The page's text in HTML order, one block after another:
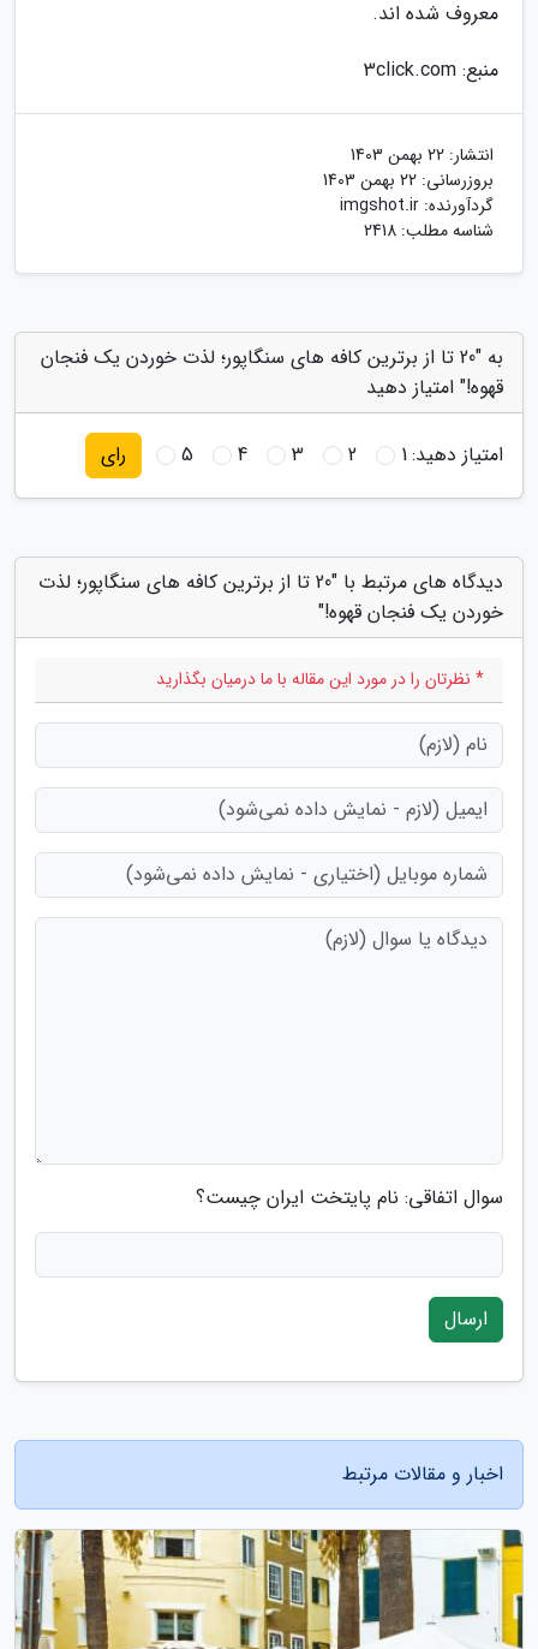
معروف شده اند.
منبع: 3click.com
انتشار: 22 بهمن 1403
بروزرسانی: 22 بهمن 1403
گردآورنده: imgshot.ir
شناسه مطلب: 2418
به "20 تا از برترین کافه های سنگاپور؛ لذت خوردن یک فنجان
قهوه!" امتیاز دهید
امتیاز دهید:1
2
3
4
5 رای
دیدگاه های مرتبط با "20 تا از برترین کافه های سنگاپور؛ لذت
خوردن یک فنجان قهوه!"
* نظرتان را در مورد این مقاله با ما درمیان بگذارید
سوال اتفاقی: نام پایتخت ایران چیست؟
ارسال
اخبار و مقالات مرتبط